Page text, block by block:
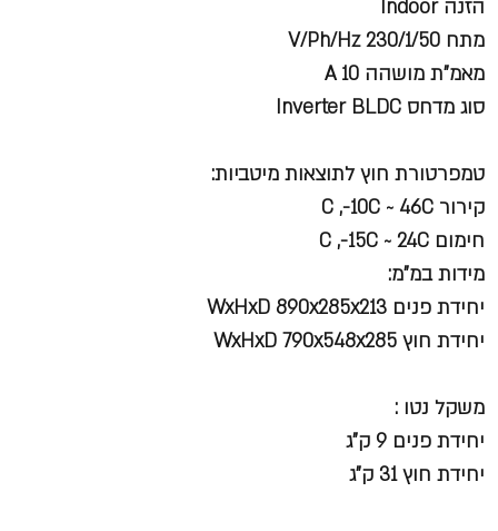
הזנה Indoor
מתח V/Ph/Hz 230/1/50
מאמ"ת מושהה A 10
סוג מדחס Inverter BLDC
טמפרטורת חוץ לתוצאות מיטביות:
קירור C ,-10C ~ 46C
חימום C ,-15C ~ 24C
מידות במ"מ:
יחידת פנים WxHxD 890x285x213
יחידת חוץ WxHxD 790x548x285
משקל נטו :
יחידת פנים 9 ק"ג
יחידת חוץ 31 ק"ג